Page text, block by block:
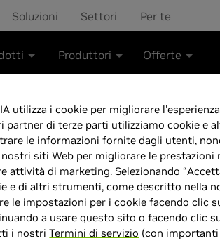
Soluzioni Settori Per te
Produttori Offerte
utilizza i cookie per migliorare
partner di terze parti utilizziamo cookie e
le informazioni fornite dagli utenti,
siti Web per migliorare le prestazioni
attività di marketing. Selezionando
e di altri strumenti, come descritto nella
le impostazioni per i cookie facendo clic
a usare questo sito o facendo clic
i nostriTermini di servizio (con